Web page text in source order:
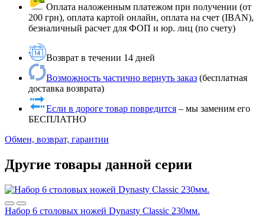
Оплата наложенным платежом при получении (от
200 грн), оплата картой онлайн, оплата на счет (IBAN),
безналичный расчет для ФОП и юр. лиц (по счету)
Возврат в течении 14 дней
Возможность частично вернуть заказ (бесплатная
доставка возврата)
Если в дороге товар повредится – мы заменим его
БЕСПЛАТНО
Обмен, возврат, гарантии
Другие товары данной серии
Набор 6 столовых ножей Dynasty Classic 230мм.